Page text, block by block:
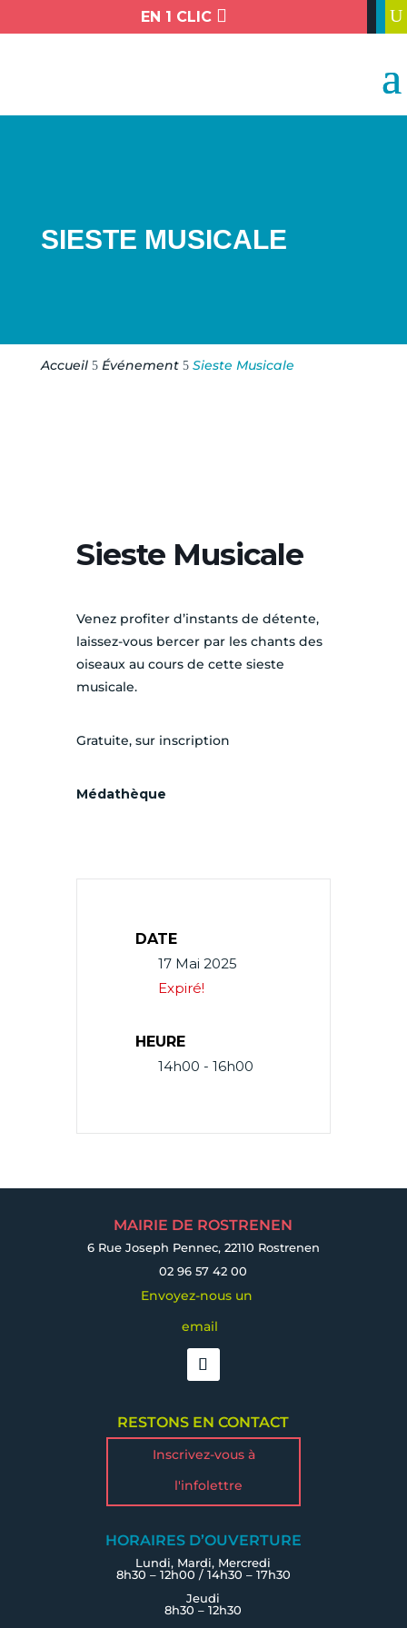
EN 1 CLIC  U
SIESTE MUSICALE
Accueil 5 Événement 5 Sieste Musicale
Sieste Musicale
Venez profiter d’instants de détente,
laissez-vous bercer par les chants des
oiseaux au cours de cette sieste
musicale.
Gratuite, sur inscription
Médathèque
DATE
17 Mai 2025
Expiré!
HEURE
14h00 - 16h00
MAIRIE DE ROSTRENEN
6 Rue Joseph Pennec, 22110 Rostrenen
02 96 57 42 00
Envoyez-nous un
email
RESTONS EN CONTACT
Inscrivez-vous à
l'infolettre
HORAIRES D’OUVERTURE
Lundi, Mardi, Mercredi
8h30 – 12h00 / 14h30 – 17h30
Jeudi
8h30 – 12h30